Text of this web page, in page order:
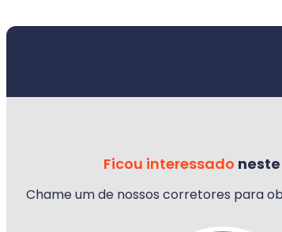
Ficou interessado
Chame um de nossos corretores para